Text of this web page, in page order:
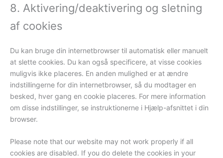
8. Aktivering/deaktivering og sletning
af cookies
Du kan bruge din internetbrowser til automatisk eller manuelt
at slette cookies. Du kan også specificere, at visse cookies
muligvis ikke placeres. En anden mulighed er at ændre
indstillingerne for din internetbrowser, så du modtager en
besked, hver gang en cookie placeres. For mere information
om disse indstillinger, se instruktionerne i Hjælp-afsnittet i din
browser.
Please note that our website may not work properly if all
cookies are disabled. If you do delete the cookies in your